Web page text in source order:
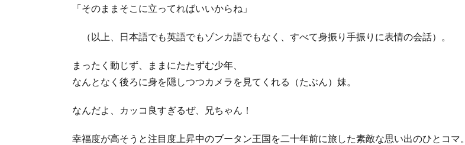
「そのままそこに立ってればいいからね」
（以上、日本語でも英語でもゾンカ語でもなく、すべて身振り手振りに表情の会話）。
まったく動じず、ままにたたずむ少年、
なんとなく後ろに身を隠しつつカメラを見てくれる（たぶん）妹。
なんだよ、カッコ良すぎるぜ、兄ちゃん！
幸福度が高そうと注目度上昇中のブータン王国を二十年前に旅した素敵な思い出のひとコマ。